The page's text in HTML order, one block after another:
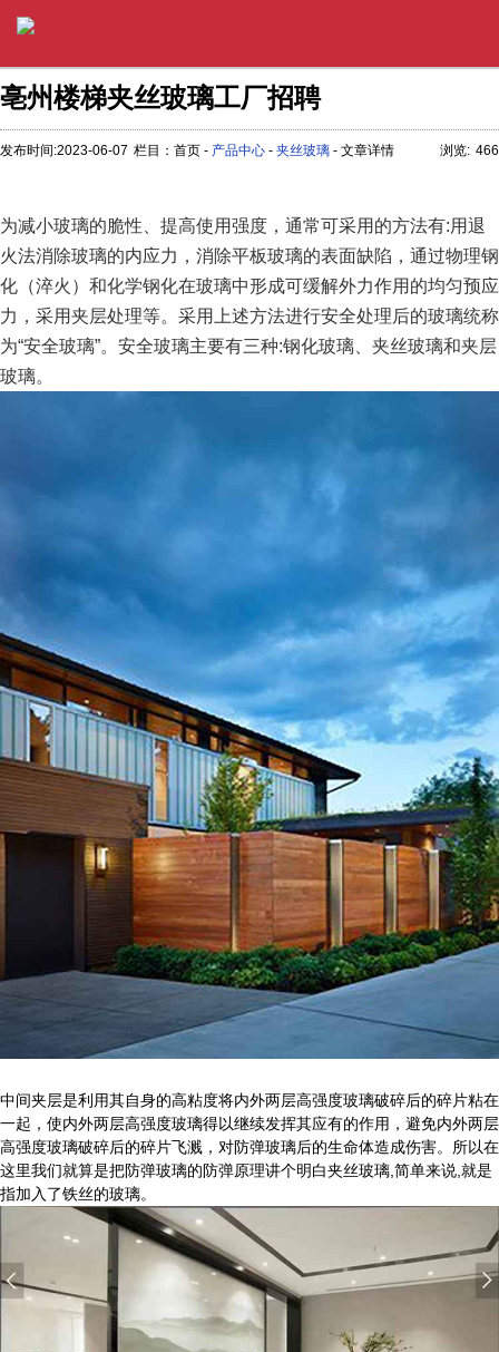
亳州楼梯夹丝玻璃工厂招聘
发布时间:2023-06-07 栏目：首页 - 产品中心 - 夹丝玻璃 - 文章详情 浏览: 466
为减小玻璃的脆性、提高使用强度，通常可采用的方法有:用退
火法消除玻璃的内应力，消除平板玻璃的表面缺陷，通过物理钢
化（淬火）和化学钢化在玻璃中形成可缓解外力作用的均匀预应
力，采用夹层处理等。采用上述方法进行安全处理后的玻璃统称
为“安全玻璃”。安全玻璃主要有三种:钢化玻璃、夹丝玻璃和夹层
玻璃。
中间夹层是利用其自身的高粘度将内外两层高强度玻璃破碎后的碎片粘在
一起，使内外两层高强度玻璃得以继续发挥其应有的作用，避免内外两层
高强度玻璃破碎后的碎片飞溅，对防弹玻璃后的生命体造成伤害。所以在
这里我们就算是把防弹玻璃的防弹原理讲个明白夹丝玻璃,简单来说,就是
指加入了铁丝的玻璃。